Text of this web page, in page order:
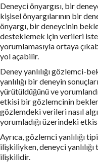
Deneyci önyargısı, bir
kişisel önyargılarının bir
önyargı, bir deneycinin
desteklemek için verileri
yorumlamasıyla ortaya
yol açabilir.
Deney yanlılığı gözlemci-
yanlılığı bir deneyin
yürütüldüğünü ve
etkisi bir gözlemcinin
gözlemdeki verileri nasıl
yorumladığı üzerindeki
Ayrıca, gözlemci yanlılığı
ilişkiliyken, deneyci
ilişkilidir.